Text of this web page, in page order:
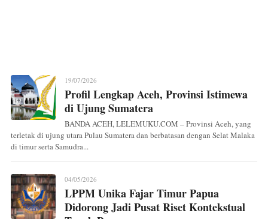
19/07/2026
Profil Lengkap Aceh, Provinsi Istimewa
di Ujung Sumatera
BANDA ACEH, LELEMUKU.COM – Provinsi Aceh, yang
terletak di ujung utara Pulau Sumatera dan berbatasan dengan Selat Malaka
di timur serta Samudra...
04/05/2026
LPPM Unika Fajar Timur Papua
Didorong Jadi Pusat Riset Kontekstual